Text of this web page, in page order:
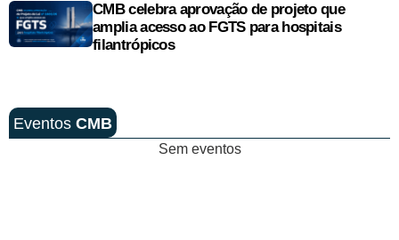
CMB celebra aprovação de projeto que
amplia acesso ao FGTS para hospitais
filantrópicos
Eventos CMB
Sem eventos